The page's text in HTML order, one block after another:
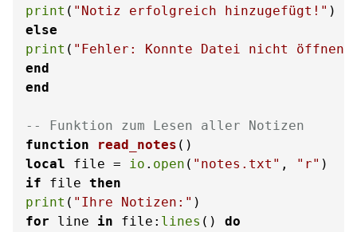
print ( "Notiz erfolgreich hinzugefügt!"
else
print ( "Fehler: Konnte Datei nicht öffnen"
end
end
-- Funktion zum Lesen aller Notizen
function
read_notes ()
local file = io . open ( "notes.txt" , "r"
if file then
print ( "Ihre Notizen:"
for line in file: lines () do